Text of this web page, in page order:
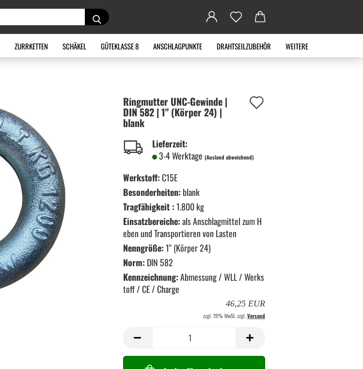
Suche...
ZURRKETTEN SCHÄKEL GÜTEKLASSE 8 ANSCHLAGPUNKTE DRAHTSEILZUBEHÖR WEITERE
Ring­mut­ter UNC-​Gewinde |
DIN 582 | 1" (Kör­per 24) |
blank
Lieferzeit:
3-4 Werktage (Ausland abweichend)
Werkstoff:C15E
Besonderheiten: blank
Tragfähigkeit :1.800 kg
Einsatzbereiche:als Anschlagmittel zum H
eben und Transportieren von Lasten
Nenngröße:1" (Körper 24)
Norm: DIN 582
Kennzeichnung:Abmessung / WLL / Werks
toff / CE / Charge
46,25 EUR
zzgl. 19% MwSt. zzgl.Versand